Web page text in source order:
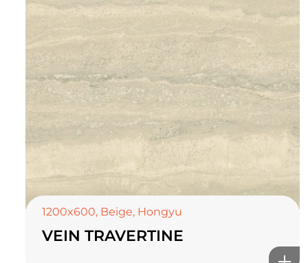
1200x600, Beige, Hongyu
VEIN TRAVERTINE
TOP CERAMICSБайгалын өнгө тансаг
мэдрэмжийг таны орчинд
онлайн туслах